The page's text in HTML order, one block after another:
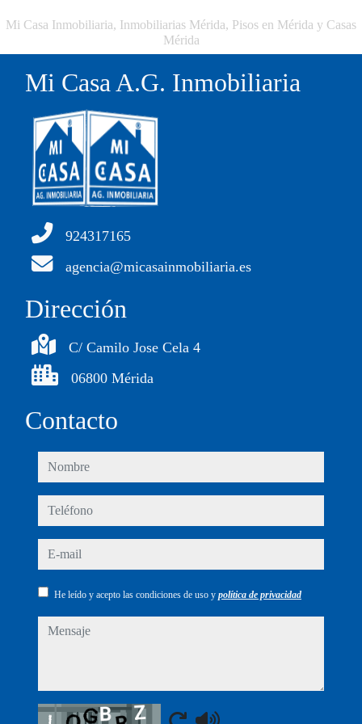
Mi Casa Inmobiliaria, Inmobiliarias Mérida, Pisos en Mérida y Casas
Mérida
Mi Casa A.G. Inmobiliaria
924317165
agencia@micasainmobiliaria.es
Dirección
C/ Camilo Jose Cela 4
06800 Mérida
Contacto
nombre
teléfono
e-mail
He leído y acepto las condiciones de uso y política de privacidad
mensaje
Captcha